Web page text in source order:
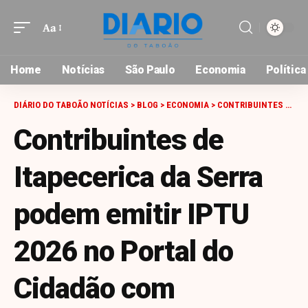
Font
Aa
Home Notícias São Paulo Economia Política
DIÁRIO DO TABOÃO NOTÍCIAS > BLOG > ECONOMIA > CONTRIBUINTES DE ITAPECERICA DA SERRA PODEM EMITIR IPTU 2026 NO PORTAL DO CIDADÃO COM FACILIDADE E AGILIDADE
Contribuintes de
Itapecerica da Serra
podem emitir IPTU
2026 no Portal do
Cidadão com